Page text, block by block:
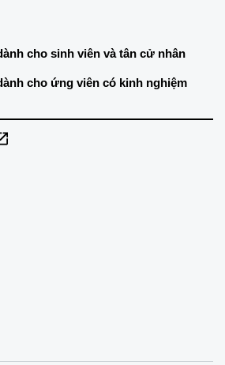
cho sinh viên và tân cử nhân
cho ứng viên có kinh nghiệm